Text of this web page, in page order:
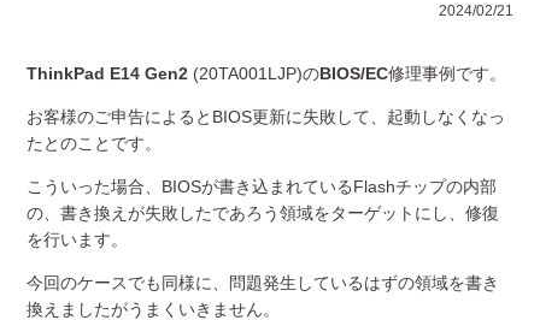
2024/02/21
ThinkPad E14 Gen2 (20TA001LJP)のBIOS/EC修理事例です。
お客様のご申告によるとBIOS更新に失敗して、起動しなくなっ
たとのことです。
こういった場合、BIOSが書き込まれているFlashチップの内部
の、書き換えが失敗したであろう領域をターゲットにし、修復
を行います。
今回のケースでも同様に、問題発生しているはずの領域を書き
換えましたがうまくいきません。